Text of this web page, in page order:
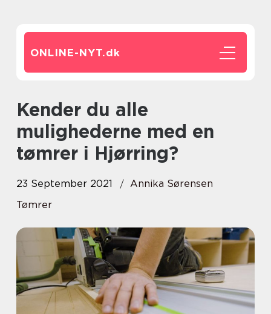
ONLINE-NYT.dk
Kender du alle
mulighederne med en
tømrer i Hjørring?
23 September 2021
Annika Sørensen
Tømrer